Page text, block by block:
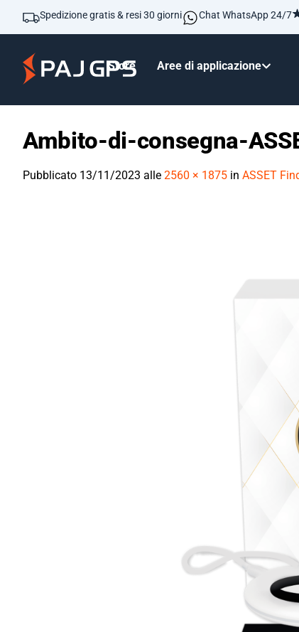
Spedizione gratis & resi 30 giorni Chat WhatsApp 24/7
Store Aree di applicazione
Ambito-di-consegna-
Pubblicato 13/11/2023 alle 2560 × 1875 in ASSET